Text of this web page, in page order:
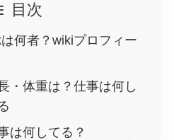
目次
何者？wikiプロフィー
・体重は？仕事は何し
は何してる？